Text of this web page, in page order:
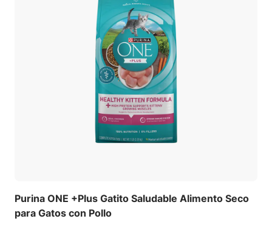
Purina ONE +Plus Gatito Saludable Alimento Seco
para Gatos con Pollo